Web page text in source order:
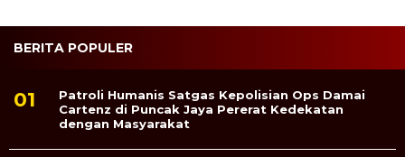
BERITA POPULER
Patroli Humanis Satgas Kepolisian Ops Damai
Cartenz di Puncak Jaya Pererat Kedekatan
dengan Masyarakat